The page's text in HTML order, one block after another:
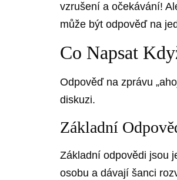
vzrušení a očekávání!
může být odpověď na
Co Napsat
Odpověď na zprávu
diskuzi.
Základní
Základní odpovědi jsou
osobu a dávají šanci